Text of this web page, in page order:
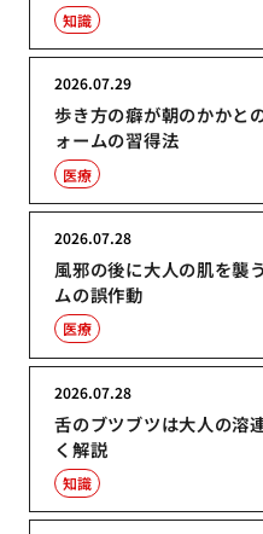
知識
歩き方の癖が朝のかかと
ォームの習得法
2026.07.29
医療
風邪の後に大人の肌を襲
ムの誤作動
2026.07.28
医療
舌のブツブツは大人の溶
く解説
2026.07.28
知識